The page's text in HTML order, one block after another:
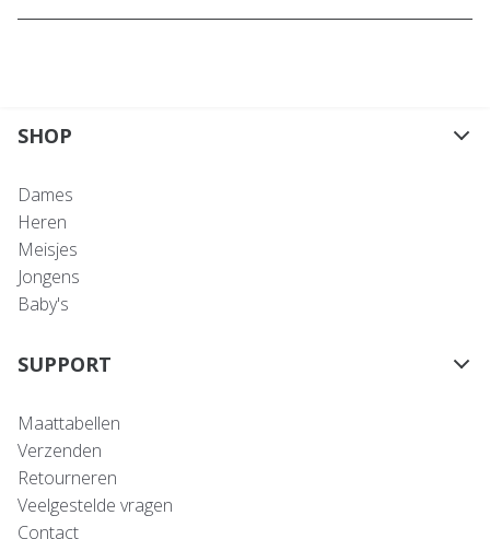
SHOP
Dames
Heren
Meisjes
Jongens
Baby's
SUPPORT
Maattabellen
Verzenden
Retourneren
Veelgestelde vragen
Contact